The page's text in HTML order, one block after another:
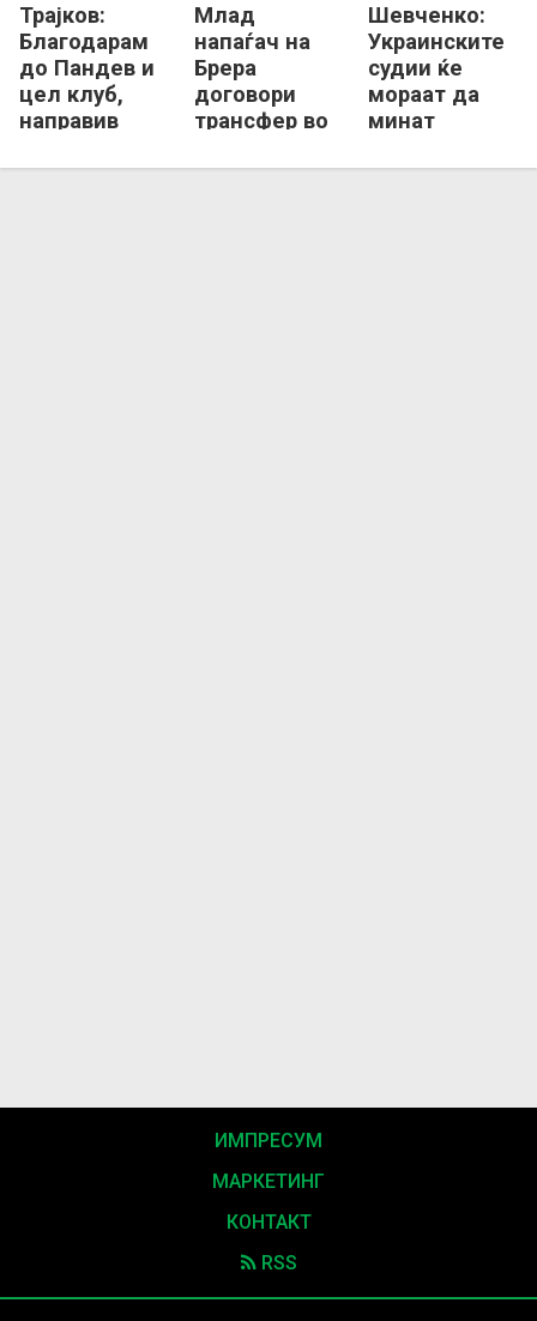
Трајков:
Благодарам
до Пандев и
цел клуб,
направив
Млад
напаѓач на
Брера
договори
трансфер во
клуб!
Шевченко:
Украинските
судии ќе
мораат да
минат
тест
ИМПРЕСУМ
МАРКЕТИНГ
КОНТАКТ
RSS